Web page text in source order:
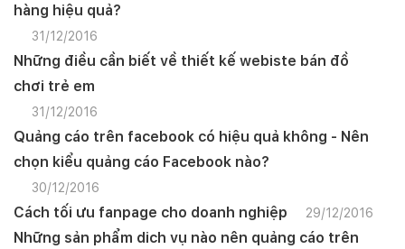
hàng hiệu quả?
31/12/2016
Những điều cần biết về thiết kế webiste bán đồ
chơi trẻ em
31/12/2016
Quảng cáo trên facebook có hiệu quả không - Nên
chọn kiểu quảng cáo Facebook nào?
30/12/2016
Cách tối ưu fanpage cho doanh nghiệp 29/12/2016
Những sản phẩm dich vụ nào nên quảng cáo trên